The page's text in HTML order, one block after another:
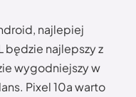
najlepiej
będzie najlepszy z
wygodniejszy w
Pixel 10a warto